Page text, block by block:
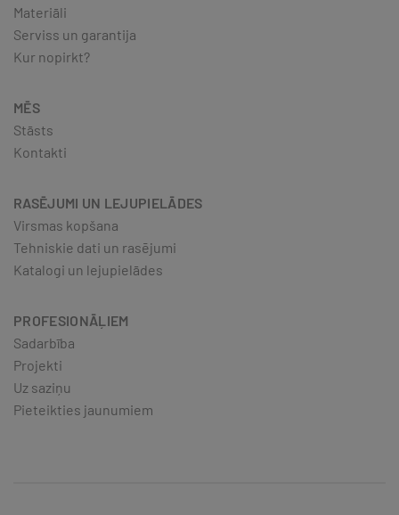
Materiāli
Serviss un garantija
Kur nopirkt?
MĒS
Stāsts
Kontakti
RASĒJUMI UN LEJUPIELĀDES
Virsmas kopšana
Tehniskie dati un rasējumi
Katalogi un lejupielādes
PROFESIONĀĻIEM
Sadarbība
Projekti
Uz saziņu
Pieteikties jaunumiem